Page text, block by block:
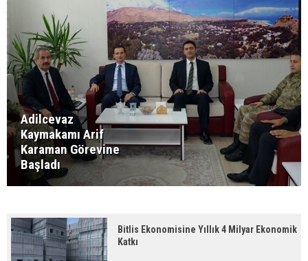
Adilcevaz
Kaymakamı Arif
Karaman Görevine
Başladı
Bitlis Ekonomisine Yıllık 4 Milyar Ekonomik
Katkı